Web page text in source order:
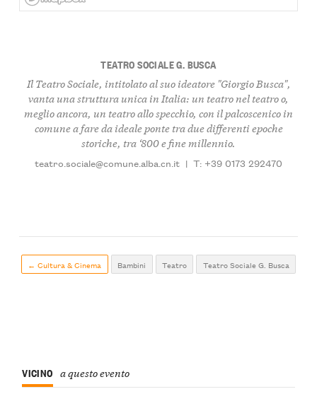
TEATRO SOCIALE G. BUSCA
Il Teatro Sociale, intitolato al suo ideatore "Giorgio Busca",
vanta una struttura unica in Italia: un teatro nel teatro o,
meglio ancora, un teatro allo specchio, con il palcoscenico in
comune a fare da ideale ponte tra due differenti epoche
storiche, tra ‘800 e fine millennio.
teatro.sociale@comune.alba.cn.it | T: +39 0173 292470
← Cultura & Cinema Bambini Teatro Teatro Sociale G. Busca
VICINO a questo evento